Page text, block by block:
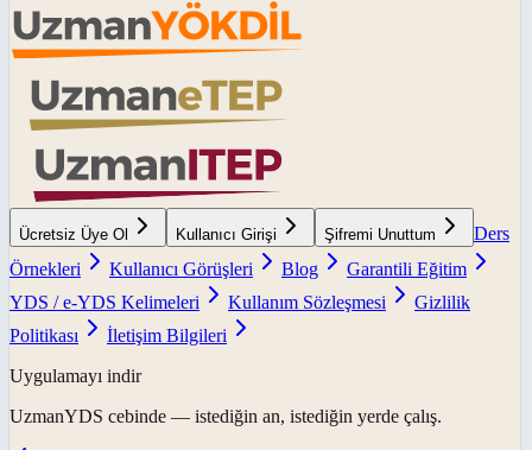
Ücretsiz Üye Ol Kullanıcı Girişi Şifremi Unuttum
Ders
Örnekleri
Kullanıcı Görüşleri Blog
Garantili Eğitim
YDS / e-YDS Kelimeleri
Kullanım Sözleşmesi
Gizlilik
Politikası
İletişim Bilgileri
Uygulamayı indir
UzmanYDS cebinde — istediğin an, istediğin yerde çalış.